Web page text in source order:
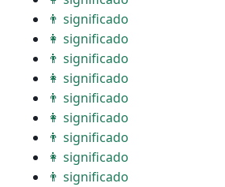
👨 significado
👩 significado
👨 significado
👩 significado
👨 significado
👩 significado
👨 significado
👩 significado
👨 significado